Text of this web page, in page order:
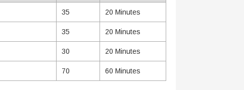
35 20 Minutes
35 20 Minutes
30 20 Minutes
70 60 Minutes